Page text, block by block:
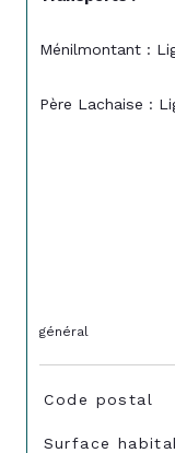
Ménilmontant :
Père Lachaise :
général
Code postal
Surface